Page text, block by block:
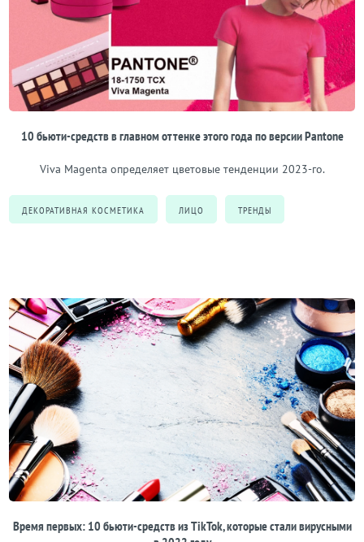
10 бьюти-средств в главном оттенке этого года по версии Pantone
Viva Magenta определяет цветовые тенденции 2023-го.
ДЕКОРАТИВНАЯ КОСМЕТИКА ЛИЦО ТРЕНДЫ
Время первых: 10 бьюти-средств из TikTok, которые стали вирусными